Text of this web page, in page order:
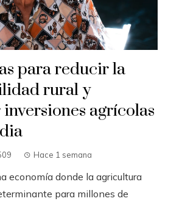
para reducir la
rural y
agrícolas
Hace 1 semana
economía donde la agricultura
para millones de